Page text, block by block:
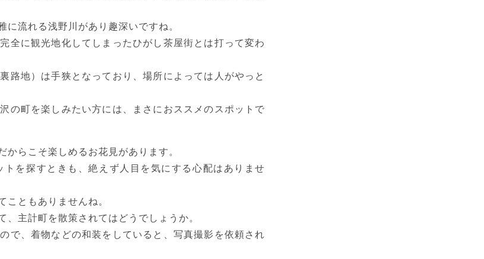
流れる浅野川があり趣深いですね。
全に観光地化してしまったひがし茶屋街とは打って変わ
路地）は手狭となっており、場所によっては人がやっと
の町を楽しみたい方には、まさにおススメのスポットで
らこそ楽しめるお花見があります。
を探すときも、絶えず人目を気にする心配はありませ
ともありませんね。
主計町を散策されてはどうでしょうか。
で、着物などの和装をしていると、写真撮影を依頼され